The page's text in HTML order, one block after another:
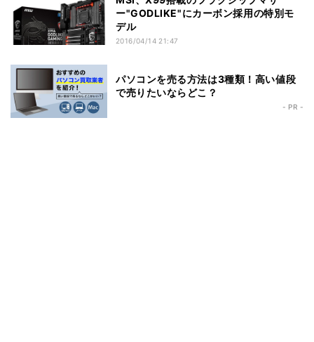
ー"GODLIKE"にカーボン採用の特別モ
デル
2016/04/14 21:47
パソコンを売る方法は3種類！高い値段
で売りたいならどこ？
- PR -